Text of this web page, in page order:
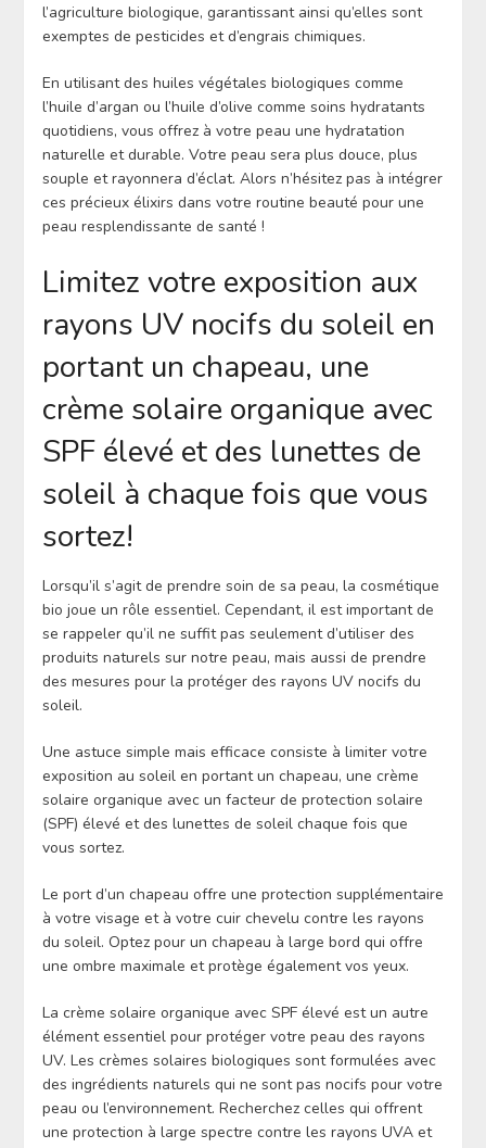
l’agriculture biologique, garantissant ainsi qu’elles sont
exemptes de pesticides et d’engrais chimiques.
En utilisant des huiles végétales biologiques comme
l’huile d’argan ou l’huile d’olive comme soins hydratants
quotidiens, vous offrez à votre peau une hydratation
naturelle et durable. Votre peau sera plus douce, plus
souple et rayonnera d’éclat. Alors n’hésitez pas à intégrer
ces précieux élixirs dans votre routine beauté pour une
peau resplendissante de santé !
Limitez votre exposition aux
rayons UV nocifs du soleil en
portant un chapeau, une
crème solaire organique avec
SPF élevé et des lunettes de
soleil à chaque fois que vous
sortez!
Lorsqu’il s’agit de prendre soin de sa peau, la cosmétique
bio joue un rôle essentiel. Cependant, il est important de
se rappeler qu’il ne suffit pas seulement d’utiliser des
produits naturels sur notre peau, mais aussi de prendre
des mesures pour la protéger des rayons UV nocifs du
soleil.
Une astuce simple mais efficace consiste à limiter votre
exposition au soleil en portant un chapeau, une crème
solaire organique avec un facteur de protection solaire
(SPF) élevé et des lunettes de soleil chaque fois que
vous sortez.
Le port d’un chapeau offre une protection supplémentaire
à votre visage et à votre cuir chevelu contre les rayons
du soleil. Optez pour un chapeau à large bord qui offre
une ombre maximale et protège également vos yeux.
La crème solaire organique avec SPF élevé est un autre
élément essentiel pour protéger votre peau des rayons
UV. Les crèmes solaires biologiques sont formulées avec
des ingrédients naturels qui ne sont pas nocifs pour votre
peau ou l’environnement. Recherchez celles qui offrent
une protection à large spectre contre les rayons UVA et